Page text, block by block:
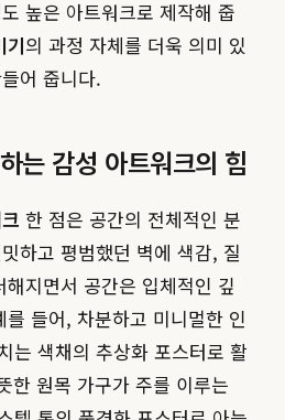
높은 아트워크로 제작해 줍
기의 과정 자체를 더욱 의미 있
어 줍니다.
는 감성 아트워크의 힘
한 점은 공간의 전체적인 분
하고 평범했던 벽에 색감, 질
지면서 공간은 입체적인 깊
들어, 차분하고 미니멀한 인
는 색채의 추상화 포스터로 활
한 원목 가구가 주를 이루는